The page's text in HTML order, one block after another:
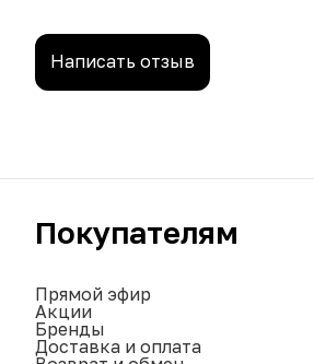
Написать отзыв
Покупателям
Прямой эфир
Акции
Бренды
Доставка и оплата